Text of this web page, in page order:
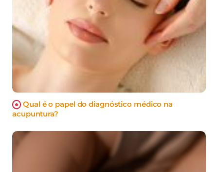
Qual é o papel do diagnóstico médico na
acupuntura?